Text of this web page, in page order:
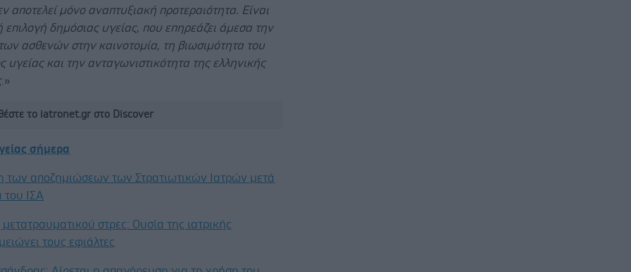
αποτελεί μόνο αναπτυξιακή προτεραιότητα. Είναι
επιλογή δημόσιας υγείας, που επηρεάζει άμεσα την
ασθενών στην καινοτομία, τη βιωσιμότητα του
υγείας και την ανταγωνιστικότητα της ελληνικής
.»
το iatronet.gr στο Discover
σήμερα
των αποζημιώσεων των Στρατιωτικών Ιατρών μετά
του ΙΣΑ
στρες: Ουσία της ιατρικής
τους εφιάλτες